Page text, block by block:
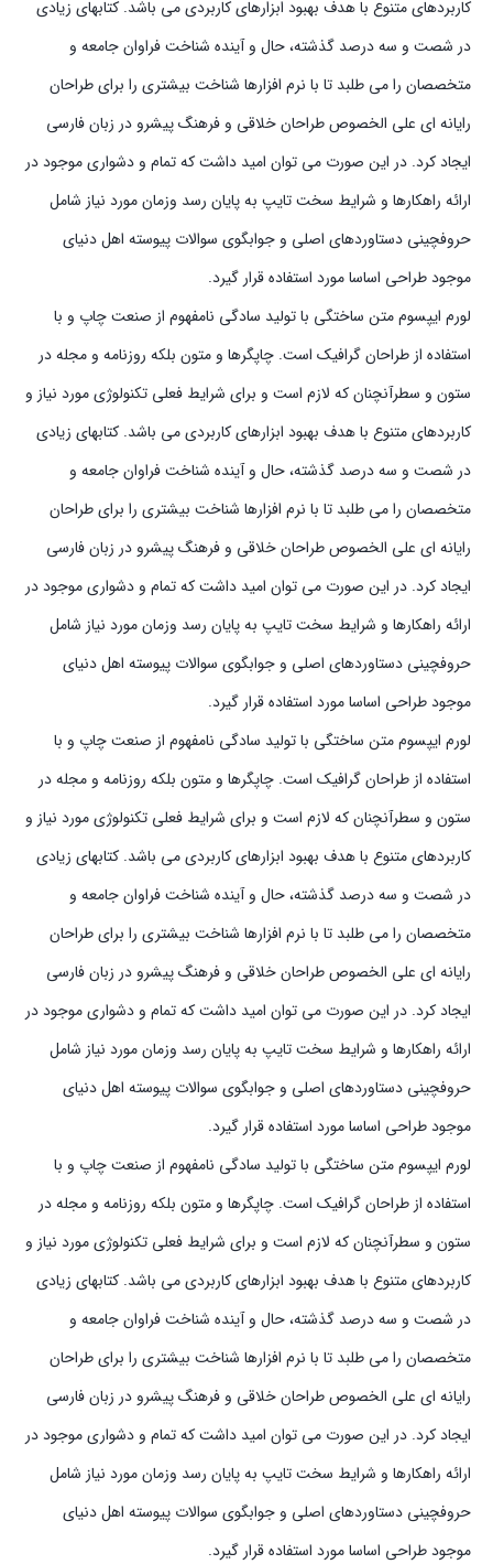
کاربردهای متنوع با هدف بهبود ابزارهای کاربردی می باشد. کتابهای زیادی
در شصت و سه درصد گذشته، حال و آینده شناخت فراوان جامعه و
متخصصان را می طلبد تا با نرم افزارها شناخت بیشتری را برای طراحان
رایانه ای علی الخصوص طراحان خلاقی و فرهنگ پیشرو در زبان فارسی
ایجاد کرد. در این صورت می توان امید داشت که تمام و دشواری موجود در
ارائه راهکارها و شرایط سخت تایپ به پایان رسد وزمان مورد نیاز شامل
حروفچینی دستاوردهای اصلی و جوابگوی سوالات پیوسته اهل دنیای
موجود طراحی اساسا مورد استفاده قرار گیرد.
لورم ایپسوم متن ساختگی با تولید سادگی نامفهوم از صنعت چاپ و با
استفاده از طراحان گرافیک است. چاپگرها و متون بلکه روزنامه و مجله در
ستون و سطرآنچنان که لازم است و برای شرایط فعلی تکنولوژی مورد نیاز و
کاربردهای متنوع با هدف بهبود ابزارهای کاربردی می باشد. کتابهای زیادی
در شصت و سه درصد گذشته، حال و آینده شناخت فراوان جامعه و
متخصصان را می طلبد تا با نرم افزارها شناخت بیشتری را برای طراحان
رایانه ای علی الخصوص طراحان خلاقی و فرهنگ پیشرو در زبان فارسی
ایجاد کرد. در این صورت می توان امید داشت که تمام و دشواری موجود در
ارائه راهکارها و شرایط سخت تایپ به پایان رسد وزمان مورد نیاز شامل
حروفچینی دستاوردهای اصلی و جوابگوی سوالات پیوسته اهل دنیای
موجود طراحی اساسا مورد استفاده قرار گیرد.
لورم ایپسوم متن ساختگی با تولید سادگی نامفهوم از صنعت چاپ و با
استفاده از طراحان گرافیک است. چاپگرها و متون بلکه روزنامه و مجله در
ستون و سطرآنچنان که لازم است و برای شرایط فعلی تکنولوژی مورد نیاز و
کاربردهای متنوع با هدف بهبود ابزارهای کاربردی می باشد. کتابهای زیادی
در شصت و سه درصد گذشته، حال و آینده شناخت فراوان جامعه و
متخصصان را می طلبد تا با نرم افزارها شناخت بیشتری را برای طراحان
رایانه ای علی الخصوص طراحان خلاقی و فرهنگ پیشرو در زبان فارسی
ایجاد کرد. در این صورت می توان امید داشت که تمام و دشواری موجود در
ارائه راهکارها و شرایط سخت تایپ به پایان رسد وزمان مورد نیاز شامل
حروفچینی دستاوردهای اصلی و جوابگوی سوالات پیوسته اهل دنیای
موجود طراحی اساسا مورد استفاده قرار گیرد.
لورم ایپسوم متن ساختگی با تولید سادگی نامفهوم از صنعت چاپ و با
استفاده از طراحان گرافیک است. چاپگرها و متون بلکه روزنامه و مجله در
ستون و سطرآنچنان که لازم است و برای شرایط فعلی تکنولوژی مورد نیاز و
کاربردهای متنوع با هدف بهبود ابزارهای کاربردی می باشد. کتابهای زیادی
در شصت و سه درصد گذشته، حال و آینده شناخت فراوان جامعه و
متخصصان را می طلبد تا با نرم افزارها شناخت بیشتری را برای طراحان
رایانه ای علی الخصوص طراحان خلاقی و فرهنگ پیشرو در زبان فارسی
ایجاد کرد. در این صورت می توان امید داشت که تمام و دشواری موجود در
ارائه راهکارها و شرایط سخت تایپ به پایان رسد وزمان مورد نیاز شامل
حروفچینی دستاوردهای اصلی و جوابگوی سوالات پیوسته اهل دنیای
موجود طراحی اساسا مورد استفاده قرار گیرد.